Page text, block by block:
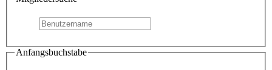
Anfangsbuchstabe